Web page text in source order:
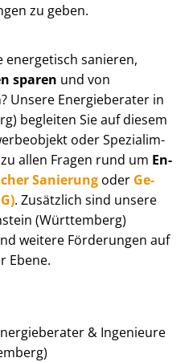
zu geben.
energetisch sanieren,
sparen und von
Unsere Energieberater in
begleiten Sie auf diesem
oder Spe­zi­al­im­
allen Fragen rund um En­
Sanierung oder Ge­
. Zusätzlich sind unsere
(Württemberg)
weitere Förderungen auf
Ebene.
& Ingenieure